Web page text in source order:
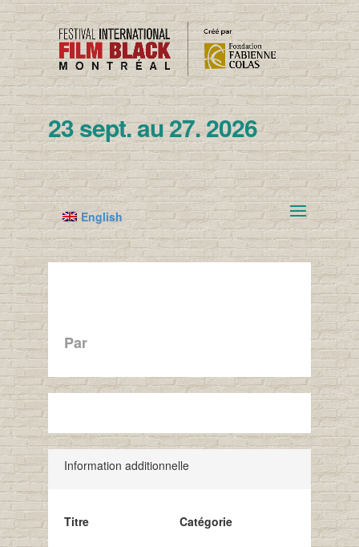
23 sept. au 27. 2026
English
Par
Information additionnelle
Titre Catégorie